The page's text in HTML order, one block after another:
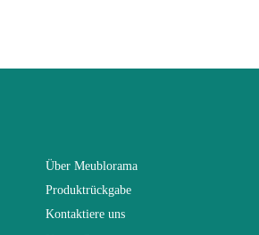
Über Meublorama
Produktrückgabe
Kontaktiere uns